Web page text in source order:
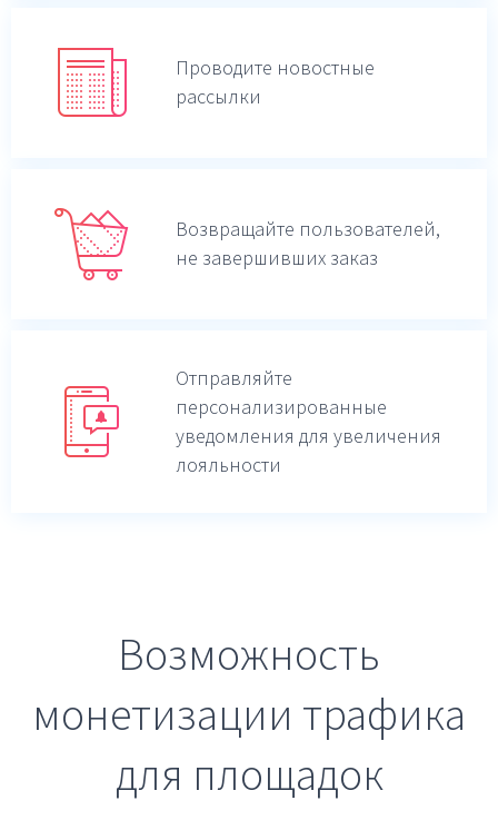
Проводите новостные
рассылки
Возвращайте пользователей,
не завершивших заказ
Отправляйте
персонализированные
уведомления для увеличения
лояльности
Возможность
монетизации трафика
для площадок